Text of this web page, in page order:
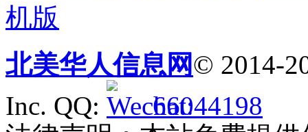
机版
北美华人信息网© 2014-
Inc. QQ:
66044198